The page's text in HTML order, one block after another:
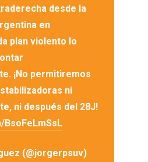
desde la
en
plan violento lo
¡No permitiremos
ni
ni después del 28J!
(@jorgerpsuv)